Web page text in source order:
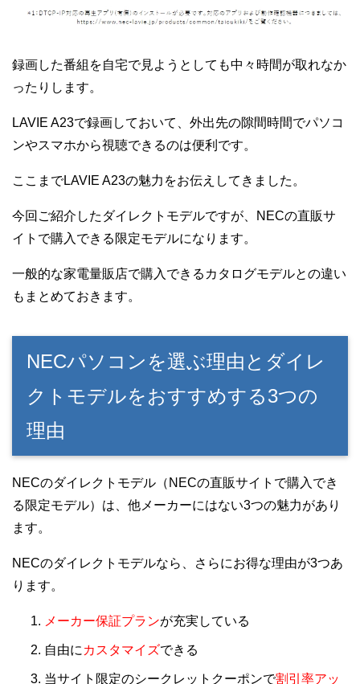
録画した番組を自宅で見ようとしても中々時間が取れなか
ったりします。
LAVIE A23で録画しておいて、外出先の隙間時間でパソコ
ンやスマホから視聴できるのは便利です。
ここまでLAVIE A23の魅力をお伝えしてきました。
今回ご紹介したダイレクトモデルですが、NECの直販サ
イトで購入できる限定モデルになります。
一般的な家電量販店で購入できるカタログモデルとの違い
もまとめておきます。
NECパソコンを選ぶ理由とダイレ
クトモデルをおすすめする3つの
理由
NECのダイレクトモデル（NECの直販サイトで購入でき
る限定モデル）は、他メーカーにはない3つの魅力があり
ます。
NECのダイレクトモデルなら、さらにお得な理由が3つあ
ります。
メーカー保証プランが充実している
自由に カスタマイズできる
当サイト限定のシークレットクーポンで割引率アッ